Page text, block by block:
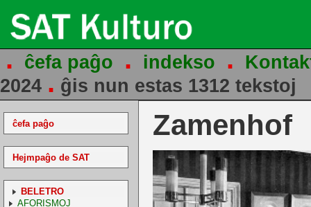
. ĉefa paĝo . indekso .
2024 . ĝis nun estas 1312 tekstoj
ĉefa paĝo
Hejmpaĝo de SAT
BELETRO
AFORISMOJ
Zamenhof